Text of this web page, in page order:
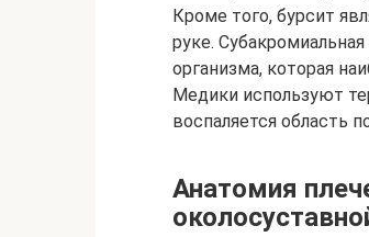
Кроме того, бурсит
руке.
организма, которая
Медики используют
воспаляется область
Анатомия